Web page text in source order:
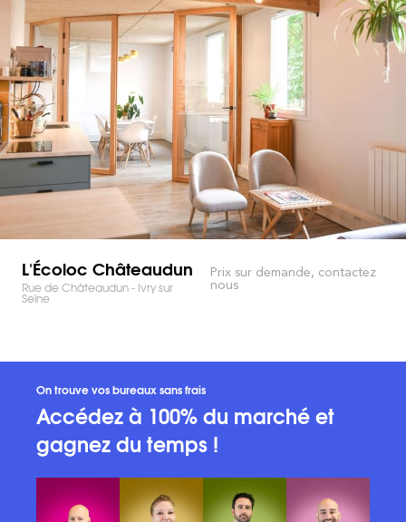
L'Écoloc Châteaudun
Rue de Châteaudun - Ivry sur
Seine
Prix sur demande, contactez
nous
On trouve vos bureaux sans frais
Accédez à 100% du marché et
gagnez du temps !